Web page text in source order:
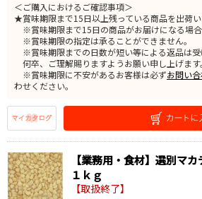
＜ご購入におけるご確認事項＞
★賞味期限まで15日以上残っている商品を出荷い
※賞味期限まで15日の商品がお届けになる場合
※賞味期限の指定は承ることができません。
※賞味期限までの日数が短い等による返品は受
何卒、ご理解賜りますようお願い申し上げます。
※賞味期限に不安があるお客様は必ずお問い
わせください。
【業務用・食材】選別マ
１ｋｇ
【取扱終了】